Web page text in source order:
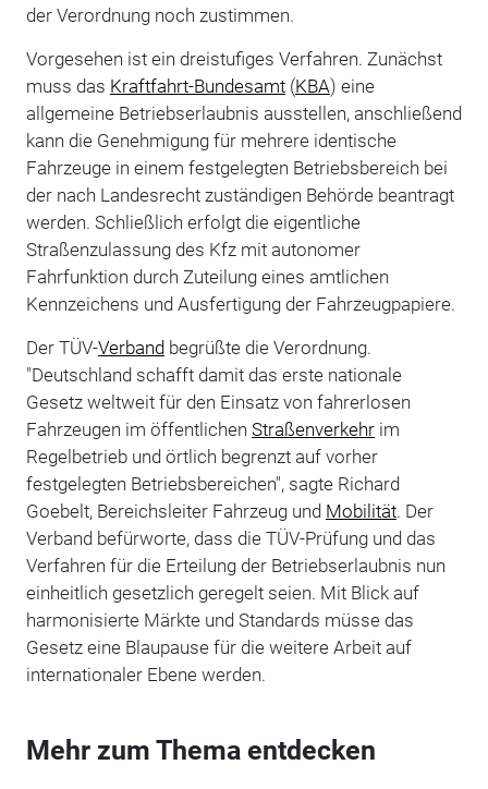
der Verordnung noch zustimmen.
Vorgesehen ist ein dreistufiges Verfahren. Zunächst
muss das Kraftfahrt-Bundesamt(KBA) eine
allgemeine Betriebserlaubnis ausstellen, anschließend
kann die Genehmigung für mehrere identische
Fahrzeuge in einem festgelegten Betriebsbereich bei
der nach Landesrecht zuständigen Behörde beantragt
werden. Schließlich erfolgt die eigentliche
Straßenzulassung des Kfz mit autonomer
Fahrfunktion durch Zuteilung eines amtlichen
Kennzeichens und Ausfertigung der Fahrzeugpapiere.
Der TÜV-Verbandbegrüßte die Verordnung.
"Deutschland schafft damit das erste nationale
Gesetz weltweit für den Einsatz von fahrerlosen
Fahrzeugen im öffentlichen Straßenverkehrim
Regelbetrieb und örtlich begrenzt auf vorher
festgelegten Betriebsbereichen", sagte Richard
Goebelt, Bereichsleiter Fahrzeug und Mobilität. Der
Verband befürworte, dass die TÜV-Prüfung und das
Verfahren für die Erteilung der Betriebserlaubnis nun
einheitlich gesetzlich geregelt seien. Mit Blick auf
harmonisierte Märkte und Standards müsse das
Gesetz eine Blaupause für die weitere Arbeit auf
internationaler Ebene werden.
Mehr zum Thema entdecken